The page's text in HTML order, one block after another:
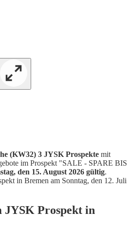
(KW32) 3 JYSK Prospekte mit
im Prospekt "SALE - SPARE BIS
den 15. August 2026 gültig.
in Bremen am Sonntag, den 12. Juli
JYSK Prospekt in